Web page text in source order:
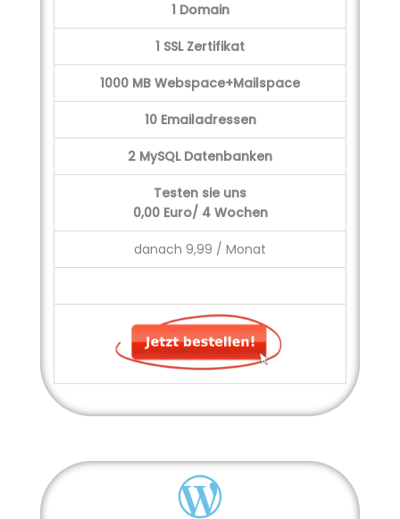
1 Domain
1 SSL Zertifikat
1000 MB Webspace+Mailspace
10 Emailadressen
2 MySQL Datenbanken
Testen sie uns
0,00Euro/ 4 Wochen
danach 9,99 / Monat